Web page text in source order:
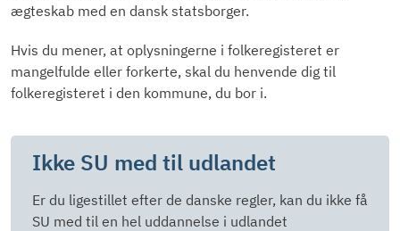
ægteskab med en dansk statsborger.
Hvis du mener, at oplysningerne i folkeregisteret er
mangelfulde eller forkerte, skal du henvende dig til
folkeregisteret i den kommune, du bor i.
Ikke SU med til udlandet
Er du ligestillet efter de danske regler, kan du ikke få
SU med til en hel uddannelse i udlandet